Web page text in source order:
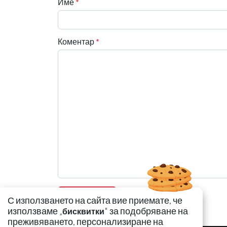
Коментар *
С използването на сайта вие приемате, че
използваме „бисквитки" за подобряване на
преживяването, персонализиране на